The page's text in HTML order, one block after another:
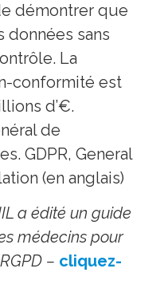
démontrer que
données sans
La
conformité est
d’€.
de
GDPR, General
(en anglais)
a édité un guide
médecins pour
– cliquez-